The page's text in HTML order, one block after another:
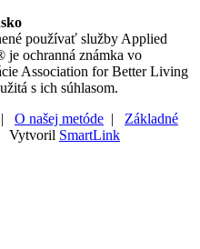
používať služby Applied
je ochranná známka vo
Association for Better Living
s ich súhlasom.
| O našej metóde | Základné
Vytvoril SmartLink